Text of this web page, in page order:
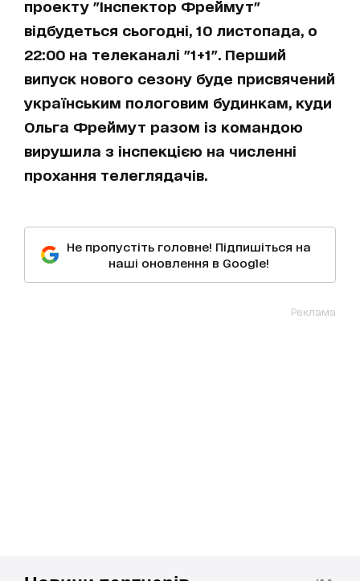
проекту "Інспектор Фреймут"
відбудеться сьогодні, 10 листопада, о
22:00 на телеканалі "1+1". Перший
випуск нового сезону буде присвячений
українським пологовим будинкам, куди
Ольга Фреймут разом із командою
вирушила з інспекцією на численні
прохання телеглядачів.
Не пропустіть головне! Підпишіться на
наші оновлення в Google!
Реклама